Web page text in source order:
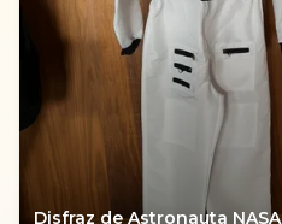
Disfraz de Astronauta NASA